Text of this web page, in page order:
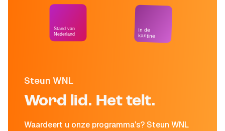
Steun WNL
Word lid. Het telt.
Waardeert u onze programma's? Steun WNL
Stand van
Nederland
In de
kantine